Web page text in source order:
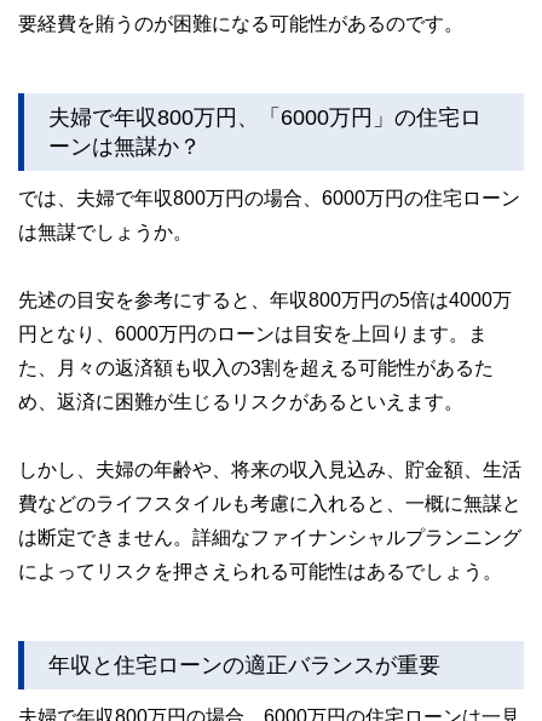
要経費を賄うのが困難になる可能性があるのです。
夫婦で年収800万円、「6000万円」の住宅ロ
ーンは無謀か？
では、夫婦で年収800万円の場合、6000万円の住宅ローン
は無謀でしょうか。
先述の目安を参考にすると、年収800万円の5倍は4000万
円となり、6000万円のローンは目安を上回ります。ま
た、月々の返済額も収入の3割を超える可能性があるた
め、返済に困難が生じるリスクがあるといえます。
しかし、夫婦の年齢や、将来の収入見込み、貯金額、生活
費などのライフスタイルも考慮に入れると、一概に無謀と
は断定できません。詳細なファイナンシャルプランニング
によってリスクを押さえられる可能性はあるでしょう。
年収と住宅ローンの適正バランスが重要
夫婦で年収800万円の場合、6000万円の住宅ローンは一見